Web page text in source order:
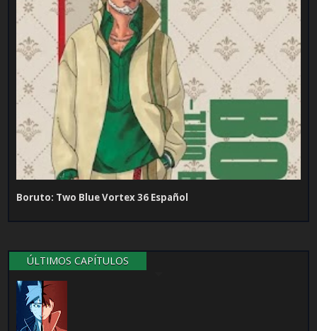
Boruto: Two Blue Vortex 36 Español
ÚLTIMOS CAPÍTULOS